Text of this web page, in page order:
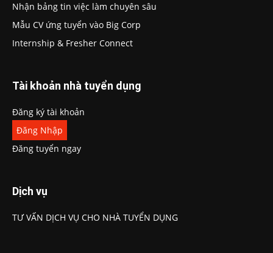
Nhận bảng tin việc làm chuyên sâu
Mẫu CV ứng tuyển vào Big Corp
Internship & Fresher Connect
Tài khoản nhà tuyển dụng
Đăng ký tài khoản
Đăng Nhập
Đăng tuyển ngay
Dịch vụ
TƯ VẤN DỊCH VỤ CHO NHÀ TUYỂN DỤNG